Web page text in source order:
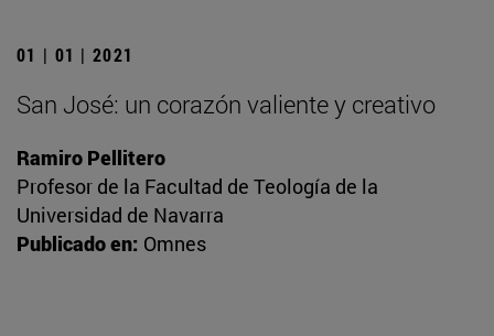
01 | 01 | 2021
San José: un corazón valiente y creativo
Ramiro Pellitero
Profesor de la Facultad de Teología de la
Universidad de Navarra
Publicado en: Omnes